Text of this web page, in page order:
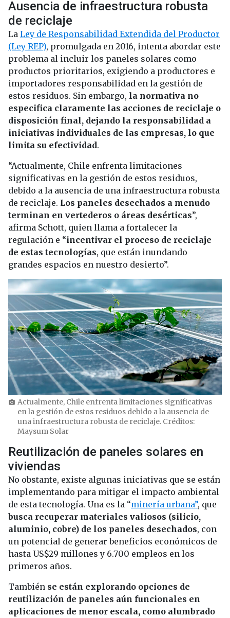
Ausencia de infraestructura robusta
de reciclaje
La Ley de Responsabilidad Extendida del Productor
(Ley REP), promulgada en 2016, intenta abordar este
problema al incluir los paneles solares como
productos prioritarios, exigiendo a productores e
importadores responsabilidad en la gestión de
estos residuos. Sin embargo, la normativa no
especifica claramente las acciones de reciclaje o
disposición final, dejando la responsabilidad a
iniciativas individuales de las empresas, lo que
limita su efectividad.
“Actualmente, Chile enfrenta limitaciones
significativas en la gestión de estos residuos,
debido a la ausencia de una infraestructura robusta
de reciclaje. Los paneles desechados a menudo
terminan en vertederos o áreas desérticas”,
afirma Schott, quien llama a fortalecer la
regulación e “incentivar el proceso de reciclaje
de estas tecnologías, que están inundando
grandes espacios en nuestro desierto”.
photo_camera Actualmente, Chile enfrenta limitaciones significativas
en la gestión de estos residuos debido a la ausencia de
una infraestructura robusta de reciclaje. Créditos:
Maysum Solar
Reutilización de paneles solares en
viviendas
No obstante, existe algunas iniciativas que se están
implementando para mitigar el impacto ambiental
de esta tecnología. Una es la “minería urbana”, que
busca recuperar materiales valiosos (silicio,
aluminio, cobre) de los paneles desechados, con
un potencial de generar beneficios económicos de
hasta US$29 millones y 6.700 empleos en los
primeros años.
También se están explorando opciones de
reutilización de paneles aún funcionales en
aplicaciones de menor escala, como alumbrado